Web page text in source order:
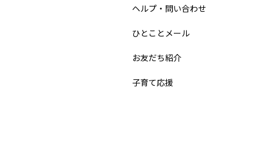
ヘルプ・問い合わせ
ひとことメール
お友だち紹介
子育て応援